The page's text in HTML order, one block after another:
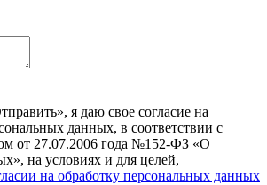
я даю свое согласие на
данных, в соответствии с
от 27.07.2006 года №152-ФЗ «О
на условиях и для целей,
на обработку персональных данных